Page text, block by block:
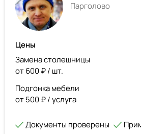
Парголово
Цены
Замена столешницы
от 600 ₽ / шт.
Подгонка мебели
от 500 ₽ / услуга
Документы проверены